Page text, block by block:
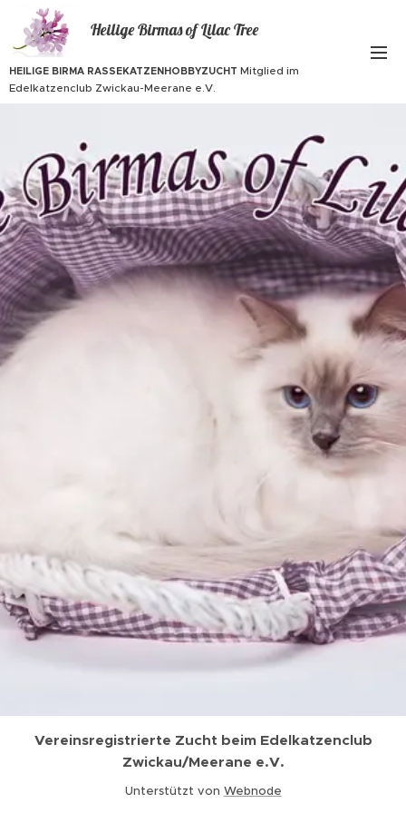
Heilige Birmas of Lilac Tree
HEILIGE BIRMA RASSEKATZENHOBBYZUCHT Mitglied im
Edelkatzenclub Zwickau-Meerane e.V.
Vereinsregistrierte Zucht beim Edelkatzenclub
Zwickau/Meerane e.V.
Unterstützt von Webnode